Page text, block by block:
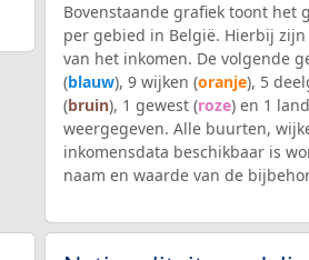
Bovenstaande grafiek toont
per gebied in België. Hierbij
van het inkomen. De volgende
(blauw), 9 wijken (oranje), 5
(bruin), 1 gewest (roze) en 1
weergegeven. Alle buurten,
inkomensdata beschikbaar is
naam en waarde van de